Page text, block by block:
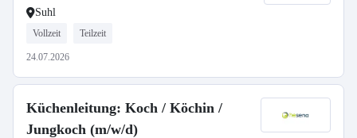
Suhl
Vollzeit Teilzeit
24.07.2026
Küchenleitung: Koch / Köchin /
Jungkoch (m/w/d)